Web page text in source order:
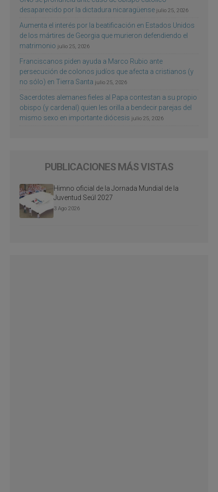
desaparecido por la dictadura nicaragüense julio 25, 2026
Aumenta el interés por la beatificación en Estados Unidos
de los mártires de Georgia que murieron defendiendo el
matrimonio julio 25, 2026
Franciscanos piden ayuda a Marco Rubio ante
persecución de colonos judíos que afecta a cristianos (y
no sólo) en Tierra Santa julio 25, 2026
Sacerdotes alemanes fieles al Papa contestan a su propio
obispo (y cardenal) quien les orilla a bendecir parejas del
mismo sexo en importante diócesis julio 25, 2026
PUBLICACIONES MÁS VISTAS
Himno oficial de la Jornada Mundial de la
Juventud Seúl 2027
3 Ago 2026